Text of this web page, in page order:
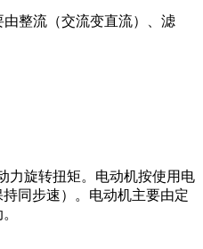
由整流（交流变直流）、滤
力旋转扭矩。电动机按使用电
同步速）。电动机主要由定